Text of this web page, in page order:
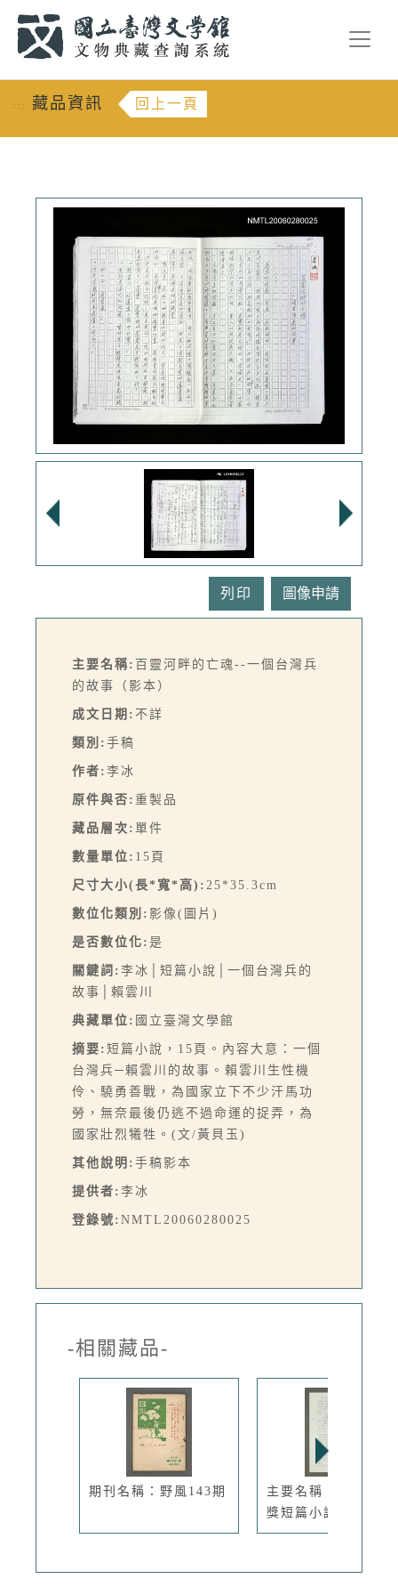
::: 藏品資訊 回上一頁
列印
主要名稱: 百靈河畔的亡魂--一個台灣兵
的故事（影本）
成文日期: 不詳
類別: 手稿
作者: 李冰
原件與否: 重製品
藏品層次: 單件
數量單位: 15頁
尺寸大小(長*寬*高): 25*35.3cm
數位化類別: 影像(圖片)
是否數位化: 是
關鍵詞: 李冰│短篇小說│一個台灣兵的
故事│賴雲川
典藏單位: 國立臺灣文學館
摘要: 短篇小說，15頁。內容大意：一個
台灣兵─賴雲川的故事。賴雲川生性機
伶、驍勇善戰，為國家立下不少汗馬功
勞，無奈最後仍逃不過命運的捉弄，為
國家壯烈犧牲。(文/黃貝玉)
其他說明: 手稿影本
提供者: 李冰
登錄號: NMTL20060280025
-相關藏品-
期刊名稱：野風143期
主要名稱：府城文學
獎短篇小說...